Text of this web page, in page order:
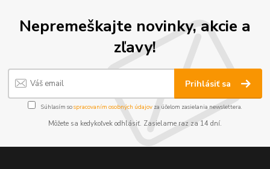
Nepremeškajte novinky, akcie a
zľavy!
Prihlásiť sa
Súhlasím sospracovaním osobných údajov za účelom zasielania newslettera.
Môžete sa kedykoľvek odhlásiť. Zasielame raz za 14 dní.